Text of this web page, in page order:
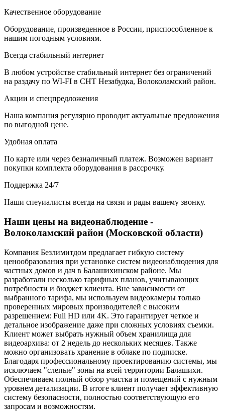
Качественное оборудование
Оборудование, произведенное в России, приспособленное к
нашим погодным условиям.
Всегда стабильный интернет
В любом устройстве стабильный интернет без ограничений
на раздачу по WI-FI в СНТ Незабудка, Волоколамский район.
Акции и спецпредложения
Наша компания регулярно проводит актуальные предложения
по выгодной цене.
Удобная оплата
По карте или через безналичный платеж. Возможен вариант
покупки комплекта оборудования в рассрочку.
Поддержка 24/7
Наши спеуиалисты всегда на связи и рады вашему звонку.
Наши цены на видеонаблюдение -
Волоколамский район (Московской области)
Компания Безлимитдом предлагает гибкую систему
ценообразования при установке систем видеонаблюдения для
частных домов и дач в Балашихинском районе. Мы
разработали несколько тарифных планов, учитывающих
потребности и бюджет клиента. Вне зависимости от
выбранного тарифа, мы используем видеокамеры только
проверенных мировых производителей с высоким
разрешением: Full HD или 4K. Это гарантирует четкое и
детальное изображение даже при сложных условиях съемки.
Клиент может выбрать нужный объем хранилища для
видеоархива: от 2 недель до нескольких месяцев. Также
можно организовать хранение в облаке по подписке.
Благодаря профессиональному проектированию системы, мы
исключаем "слепые" зоны на всей территории Балашихи.
Обеспечиваем полный обзор участка и помещений с нужным
уровнем детализации. В итоге клиент получает эффективную
систему безопасности, полностью соответствующую его
запросам и возможностям.